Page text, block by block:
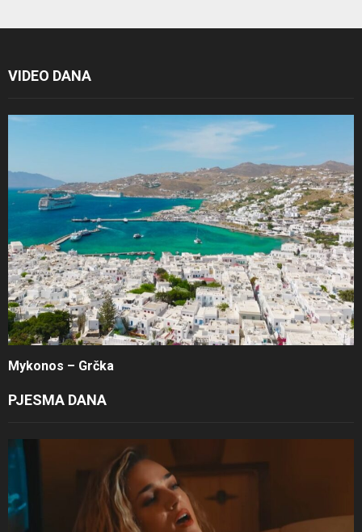
VIDEO DANA
Mykonos – Grčka
PJESMA DANA